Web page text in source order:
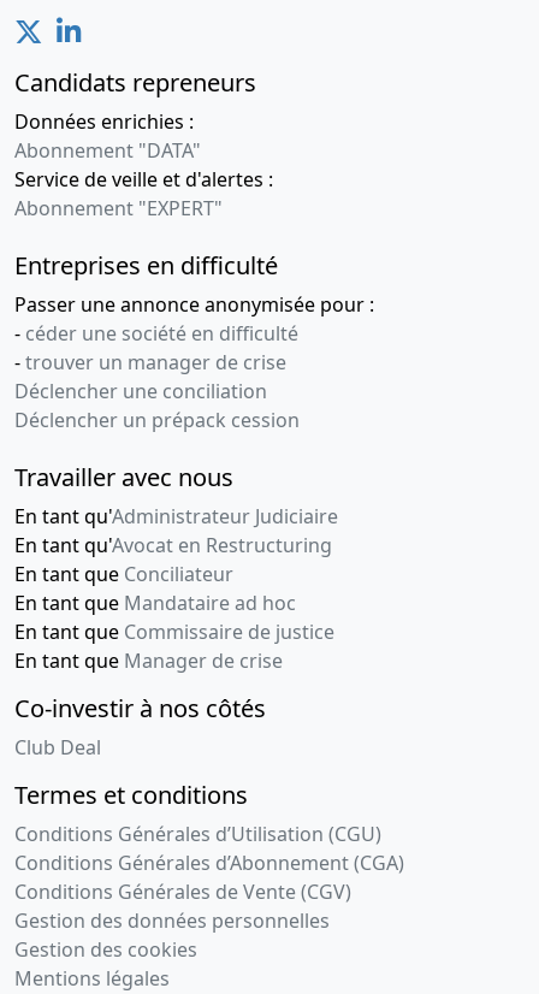
Candidats repreneurs
Données enrichies :
Abonnement "DATA"
Service de veille et d'alertes :
Abonnement "EXPERT"
Entreprises en difficulté
Passer une annonce anonymisée pour :
- céder une société en difficulté
-trouver un manager de crise
Déclencher une conciliation
Déclencher un prépack cession
Travailler avec nous
En tant qu'Administrateur Judiciaire
En tant qu'Avocat en Restructuring
En tant que Conciliateur
En tant que Mandataire ad hoc
En tant que Commissaire de justice
En tant que Manager de crise
Co-investir à nos côtés
Club Deal
Termes et conditions
Conditions Générales d’Utilisation (CGU)
Conditions Générales d’Abonnement (CGA)
Conditions Générales de Vente (CGV)
Gestion des données personnelles
Gestion des cookies
Mentions légales